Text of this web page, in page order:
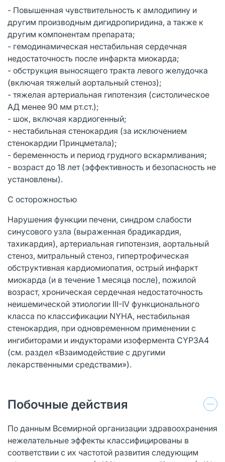
- Повышенная чувствительность к амлодипину и
другим производным дигидропиридина, а также к
другим компонентам препарата;
- гемодинамическая нестабильная сердечная
недостаточность после инфаркта миокарда;
- обструкция выносящего тракта левого желудочка
(включая тяжелый аортальный стеноз);
- тяжелая артериальная гипотензия (систолическое
АД менее 90 мм рт.ст.);
- шок, включая кардиогенный;
- нестабильная стенокардия (за исключением
стенокардии Принцметала);
- беременность и период грудного вскармливания;
- возраст до 18 лет (эффективность и безопасность не
установлены).
С осторожностью
Нарушения функции печени, синдром слабости
синусового узла (выраженная брадикардия,
тахикардия), артериальная гипотензия, аортальный
стеноз, митральный стеноз, гипертрофическая
обструктивная кардиомиопатия, острый инфаркт
миокарда (и в течение 1 месяца после), пожилой
возраст, хроническая сердечная недостаточность
неишемической этиологии III-IV функционального
класса по классификации NYHA, нестабильная
стенокардия, при одновременном применении с
ингибиторами и индукторами изофермента CYP3A4
(см. раздел «Взаимодействие с другими
лекарственными средствами»).
Побочные действия
По данным Всемирной организации здравоохранения
нежелательные эффекты классифицированы в
соответствии с их частотой развития следующим